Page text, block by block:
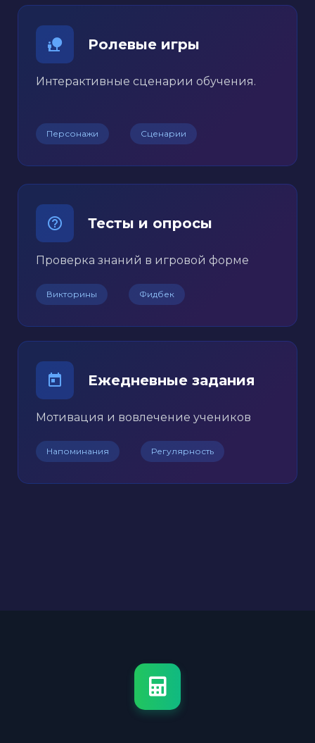
Ролевые игры
Интерактивные сценарии обучения.
Персонажи Сценарии
Тесты и опросы
Проверка знаний в игровой форме
Викторины Фидбек
Ежедневные задания
Мотивация и вовлечение учеников
Напоминания Регулярность